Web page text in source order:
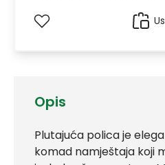
Opis
Plutajuća polica je
komad namještaja koji